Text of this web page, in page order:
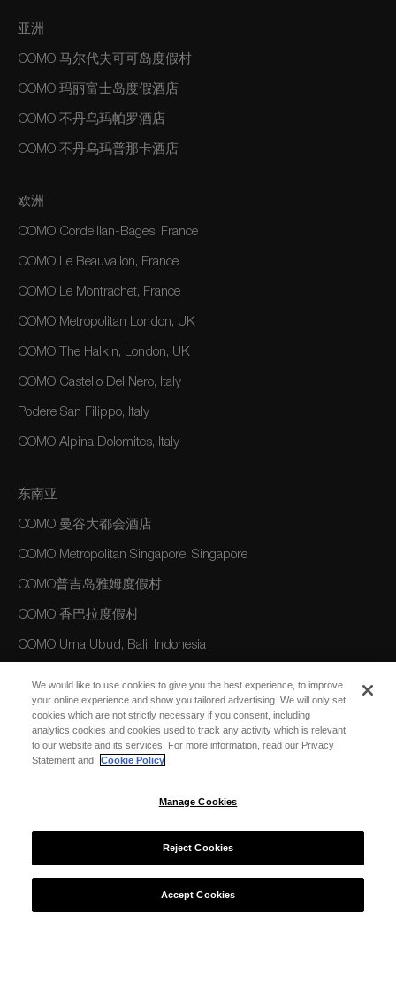
亚洲
COMO 马尔代夫可可岛度假村
COMO 玛丽富士岛度假酒店
COMO 不丹乌玛帕罗酒店
COMO 不丹乌玛普那卡酒店
欧洲
COMO Cordeillan-Bages, France
COMO Le Beauvallon, France
COMO Le Montrachet, France
COMO Metropolitan London, UK
COMO The Halkin, London, UK
COMO Castello Del Nero, Italy
Podere San Filippo, Italy
COMO Alpina Dolomites, Italy
东南亚
COMO 曼谷大都会酒店
COMO Metropolitan Singapore, Singapore
COMO普吉岛雅姆度假村
COMO 香巴拉度假村
COMO Uma Ubud, Bali, Indonesia
美洲
COMO Parrot Cay, Turks and Caicos
We would like to use cookies to give you the best experience, to improve
your online experience and show you tailored advertising. We will only set
cookies which are not strictly necessary if you consent, including
analytics cookies and cookies used to track any activity which is relevant
to our website and its services. For more information, read our Privacy
Statement and
Cookie Policy
Manage Cookies
Reject Cookies
Accept Cookies